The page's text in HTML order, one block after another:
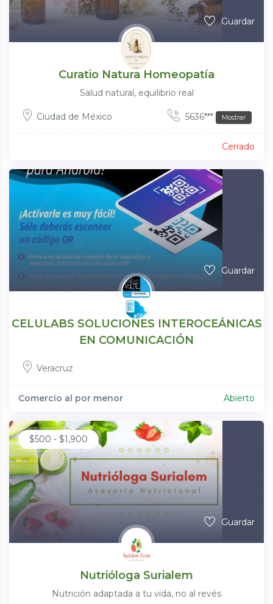
Guardar
Curatio Natura Homeopatía
Salud natural, equilibrio real
Ciudad de México 5636*** Mostrar
Cerrado
Guardar
CELULABS SOLUCIONES INTEROCEÁNICAS
EN COMUNICACIÓN
Veracruz
Comercio al por menor Abierto
$500 - $1,900
Guardar
Nutrióloga Surialem
Nutrición adaptada a tu vida, no al revés